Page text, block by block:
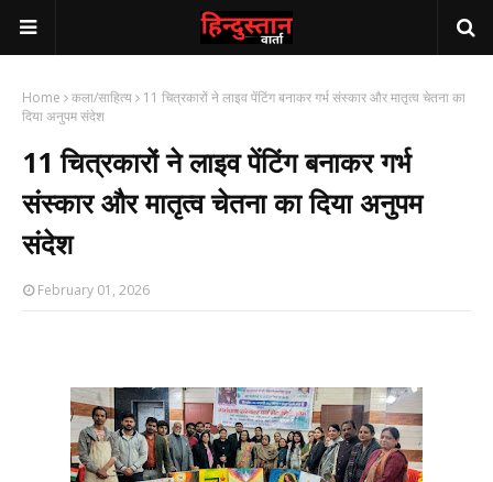
Home कला/साहित्य
11 चित्रकारों ने लाइव पेंटिंग बनाकर गर्भ संस्कार और मातृत्व चेतना का
दिया अनुपम संदेश
11 चित्रकारों ने लाइव पेंटिंग बनाकर गर्भ
संस्कार और मातृत्व चेतना का दिया अनुपम
संदेश
February 01, 2026